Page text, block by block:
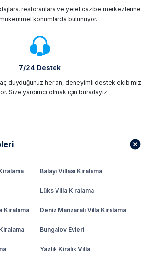
restoranlara ve yerel cazibe merkezlerine
konumlarda bulunuyor.
7/24 Destek
duyduğunuz her an, deneyimli destek ekibimiz
Size yardımcı olmak için buradayız.
Balayı Villası Kiralama
Lüks Villa Kiralama
Kiralama Deniz Manzaralı Villa Kiralama
Bungalov Evleri
Yazlık Kiralık Villa